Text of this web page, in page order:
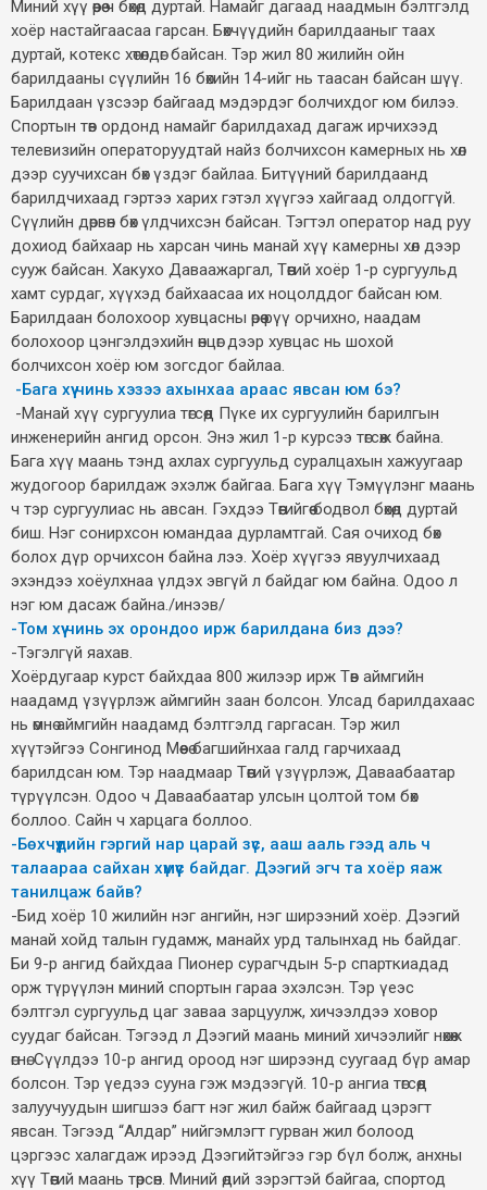
Миний хүү өөрөө ч бөхөд дуртай. Намайг дагаад наадмын бэлтгэлд
хоёр настайгаасаа гарсан. Бөхчүүдийн барилдааныг таах
дуртай, котекс хөтөлдөг байсан. Тэр жил 80 жилийн ойн
барилдааны сүүлийн 16 бөхийн 14-ийг нь таасан байсан шүү.
Барилдаан үзсээр байгаад мэдэрдэг болчихдог юм билээ.
Спортын төв ордонд намайг барилдахад дагаж ирчихээд
телевизийн операторуудтай найз болчихсон камерных нь хөл
дээр суучихсан бөх үздэг байлаа. Битүүний барилдаанд
барилдчихаад гэртээ харих гэтэл хүүгээ хайгаад олдоггүй.
Сүүлийн дөрвөн бөх үлдчихсэн байсан. Тэгтэл оператор над руу
дохиод байхаар нь харсан чинь манай хүү камерны хөл дээр
сууж байсан. Хакухо Даваажаргал, Төөгий хоёр 1-р сургуульд
хамт сурдаг, хүүхэд байхаасаа их ноцолддог байсан юм.
Барилдаан болохоор хувцасны өрөө рүү орчихно, наадам
болохоор цэнгэлдэхийн өнцөг дээр хувцас нь шохой
болчихсон хоёр юм зогсдог байлаа.
-Бага хүү чинь хэзээ ахынхаа араас явсан юм бэ?
-Манай хүү сургуулиа төгсөөд Пүке их сургуулийн барилгын
инженерийн ангид орсон. Энэ жил 1-р курсээ төгсөж байна.
Бага хүү маань тэнд ахлах сургуульд суралцахын хажуугаар
жудогоор барилдаж эхэлж байгаа. Бага хүү Тэмүүлэнг маань
ч тэр сургуулиас нь авсан. Гэхдээ Төөгийгөө бодвол бөхөд дуртай
биш. Нэг сонирхсон юмандаа дурламтгай. Сая очиход бөх
болох дүр орчихсон байна лээ. Хоёр хүүгээ явуулчихаад
эхэндээ хоёулхнаа үлдэх эвгүй л байдаг юм байна. Одоо л
нэг юм дасаж байна./инээв/
-Том хүү чинь эх орондоо ирж барилдана биз дээ?
-Тэгэлгүй яахав.
Хоёрдугаар курст байхдаа 800 жилээр ирж Төв аймгийн
наадамд үзүүрлэж аймгийн заан болсон. Улсад барилдахаас
нь өмнө аймгийн наадамд бэлтгэлд гаргасан. Тэр жил
хүүтэйгээ Сонгинод Мөөеө багшийнхаа галд гарчихаад
барилдсан юм. Тэр наадмаар Төөгий үзүүрлэж, Даваабаатар
түрүүлсэн. Одоо ч Даваабаатар улсын цолтой том бөх
боллоо. Сайн ч харцага боллоо.
-Бөхчүүдийн гэргий нар царай зүс, ааш ааль гээд аль ч
талаараа сайхан хүмүүс байдаг. Дээгий эгч та хоёр яаж
танилцаж байв?
-Бид хоёр 10 жилийн нэг ангийн, нэг ширээний хоёр. Дээгий
манай хойд талын гудамж, манайх урд талынхад нь байдаг.
Би 9-р ангид байхдаа Пионер сурагчдын 5-р спарткиадад
орж түрүүлэн миний спортын гараа эхэлсэн. Тэр үеэс
бэлтгэл сургуульд цаг заваа зарцуулж, хичээлдээ ховор
суудаг байсан. Тэгээд л Дээгий маань миний хичээлийг нөхөж
өгнө. Сүүлдээ 10-р ангид ороод нэг ширээнд суугаад бүр амар
болсон. Тэр үедээ сууна гэж мэдээгүй. 10-р ангиа төгсөөд
залуучуудын шигшээ багт нэг жил байж байгаад цэрэгт
явсан. Тэгээд “Алдар” нийгэмлэгт гурван жил болоод
цэргээс халагдаж ирээд Дээгийтэйгээ гэр бүл болж, анхны
хүү Төөгий маань төрсөн. Миний өдий зэрэгтэй байгаа, спортод